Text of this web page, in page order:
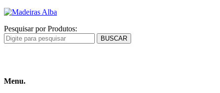
Pesquisar por Produtos:
Menu.